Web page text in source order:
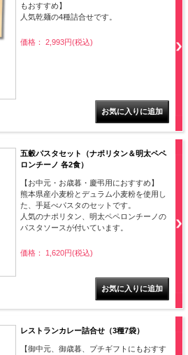
もおすすめ】
人気乾麺の4種詰合せです。
価格： 2,993円(税込)
五穀パスタセット（ナポリタン＆明太ペペ
ロンチーノ 各2食）
【お中元・お歳暮・慶弔用におすすめ】
熊本県産小麦粉とデュラム小麦粉を使用し
た、手延べパスタのセットです。
人気のナポリタン、明太ペペロンチーノの
パスタソースが付いています。
価格： 1,620円(税込)
レストランカレー詰合せ（3種7袋）
【御中元、御歳暮、プチギフトにもおすす